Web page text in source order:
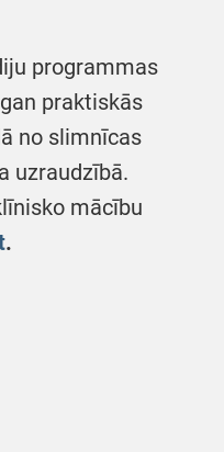
programmas
praktiskās
no slimnīcas
uzraudzībā.
mācību
.